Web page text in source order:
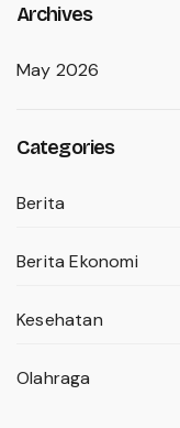
Archives
May 2026
Categories
Berita
Berita Ekonomi
Kesehatan
Olahraga